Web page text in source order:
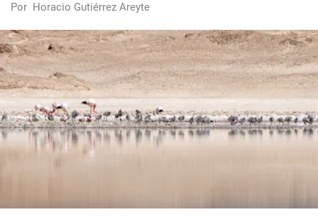
Por Horacio Gutiérrez Areyte